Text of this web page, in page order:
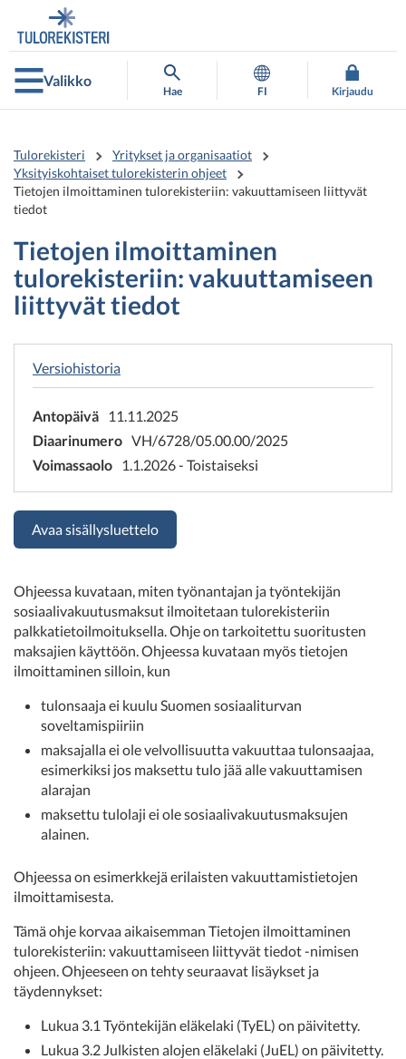
suoraan
sisältöön
koko
sivuston
hakuun
Valikko
Hae FI Kirjaudu
Tulorekisteri
Yritykset ja organisaatiot
Yksityiskohtaiset tulorekisterin ohjeet
Tietojen ilmoittaminen tulorekisteriin: vakuuttamiseen liittyvät
tiedot
Tietojen ilmoittaminen
tulorekisteriin: vakuuttamiseen
liittyvät tiedot
Versiohistoria
Antopäivä 11.11.2025
Diaarinumero VH/6728/05.00.00/2025
Voimassaolo 1.1.2026 - Toistaiseksi
Avaa sisällysluettelo
Ohjeessa kuvataan, miten työnantajan ja työntekijän
sosiaalivakuutusmaksut ilmoitetaan tulorekisteriin
palkkatietoilmoituksella. Ohje on tarkoitettu suoritusten
maksajien käyttöön. Ohjeessa kuvataan myös tietojen
ilmoittaminen silloin, kun
tulonsaaja ei kuulu Suomen sosiaaliturvan
soveltamispiiriin
maksajalla ei ole velvollisuutta vakuuttaa tulonsaajaa,
esimerkiksi jos maksettu tulo jää alle vakuuttamisen
alarajan
maksettu tulolaji ei ole sosiaalivakuutusmaksujen
alainen.
Ohjeessa on esimerkkejä erilaisten vakuuttamistietojen
ilmoittamisesta.
Tämä ohje korvaa aikaisemman Tietojen ilmoittaminen
tulorekisteriin: vakuuttamiseen liittyvät tiedot -nimisen
ohjeen. Ohjeeseen on tehty seuraavat lisäykset ja
täydennykset:
Lukua 3.1 Työntekijän eläkelaki (TyEL) on päivitetty.
Lukua 3.2 Julkisten alojen eläkelaki (JuEL) on päivitetty.